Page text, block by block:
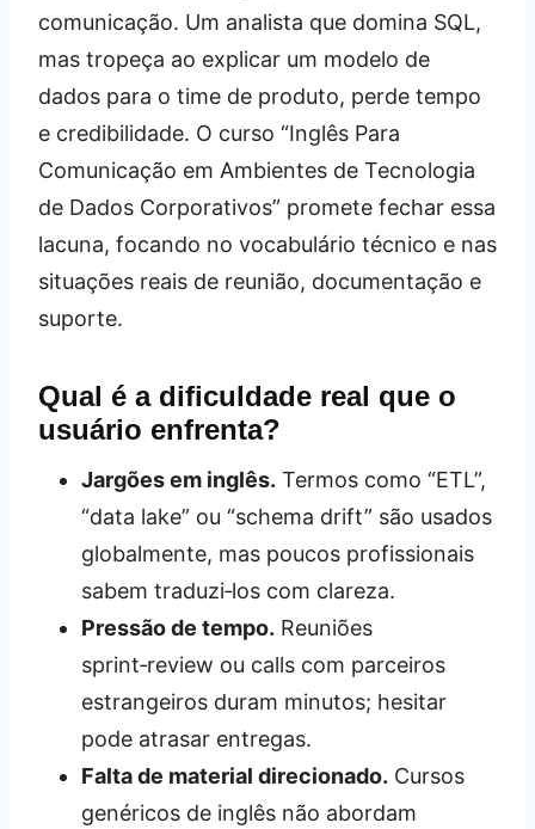
comunicação. Um analista que domina SQL,
mas tropeça ao explicar um modelo de
dados para o time de produto, perde tempo
e credibilidade. O curso “Inglês Para
Comunicação em Ambientes de Tecnologia
de Dados Corporativos” promete fechar essa
lacuna, focando no vocabulário técnico e nas
situações reais de reunião, documentação e
suporte.
Qual é a dificuldade real que o
usuário enfrenta?
Jargões em inglês. Termos como “ETL”,
“data lake” ou “schema drift” são usados
globalmente, mas poucos profissionais
sabem traduzi‑los com clareza.
Pressão de tempo. Reuniões
sprint‑review ou calls com parceiros
estrangeiros duram minutos; hesitar
pode atrasar entregas.
Falta de material direcionado. Cursos
genéricos de inglês não abordam